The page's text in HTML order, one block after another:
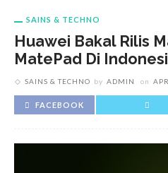
SAINS & TECHNO
Huawei Bakal Rilis
MatePad Di
SAINS & TECHNO by ADMIN on
FACEBOOK